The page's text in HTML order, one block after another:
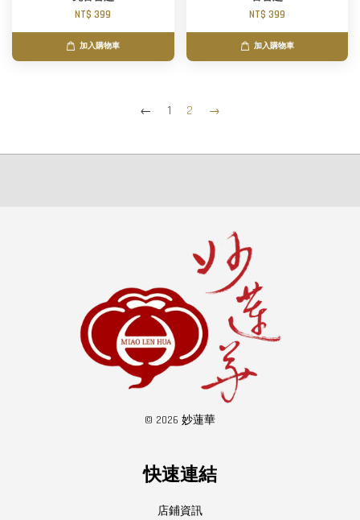
NT$ 399
加入購物車
NT$ 399
加入購物車
← 1 2 →
© 2026 妙蓮華
快速連結
店鋪資訊